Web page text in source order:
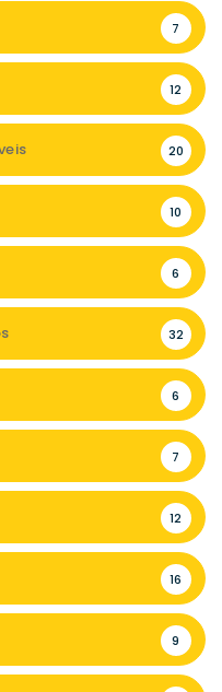
7
12
20
10
6
32
6
7
12
16
9